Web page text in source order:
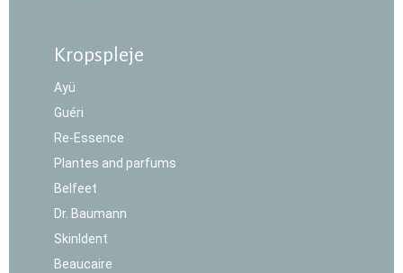
Kropspleje
Ayü
Guéri
Re-Essence
Plantes and parfums
Belfeet
Dr. Baumann
SkinIdent
Beaucaire